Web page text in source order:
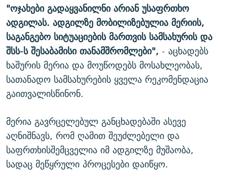
"ოჯახები გადაყვანილნი არიან უსაფრთხო
ადგილას. ადგილზე მობილიზებულია მერიის,
საგანგებო სიტუაციების მართვის სამსახურის და
შსს-ს შესაბამისი თანამშრომლები", - აცხადებს
ხაშურის მერია და მოუწოდებს მოსახლეობას,
სათანადო სამსახურების ყველა რეკომენდაცია
გაითვალისწინონ.
მერია გავრცელებულ განცხადებაში ასევე
აღნიშნავს, რომ ღამით შეუძლებელი და
საფრთხისშემცველია იმ ადგილზე მუშაობა,
სადაც მეწყრული პროცესები დაიწყო.